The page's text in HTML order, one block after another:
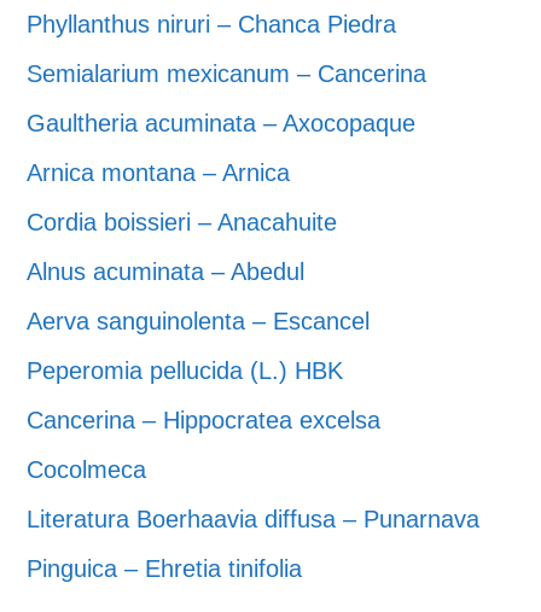
Phyllanthus niruri – Chanca Piedra
Semialarium mexicanum – Cancerina
Gaultheria acuminata – Axocopaque
Arnica montana – Arnica
Cordia boissieri – Anacahuite
Alnus acuminata – Abedul
Aerva sanguinolenta – Escancel
Peperomia pellucida (L.) HBK
Cancerina – Hippocratea excelsa
Cocolmeca
Literatura Boerhaavia diffusa – Punarnava
Pinguica – Ehretia tinifolia